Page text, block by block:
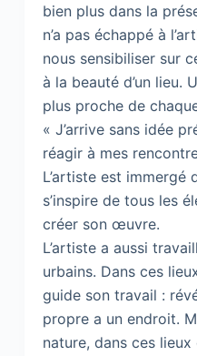
bien plus dans la
n’a pas échappé à
nous sensibiliser sur
à la beauté d’un lieu.
plus proche de
« J’arrive sans idée
réagir à mes
L’artiste est immergé
s’inspire de tous les
créer son œuvre.
L’artiste a aussi
urbains. Dans ces
guide son travail :
propre a un endroit.
nature, dans ces